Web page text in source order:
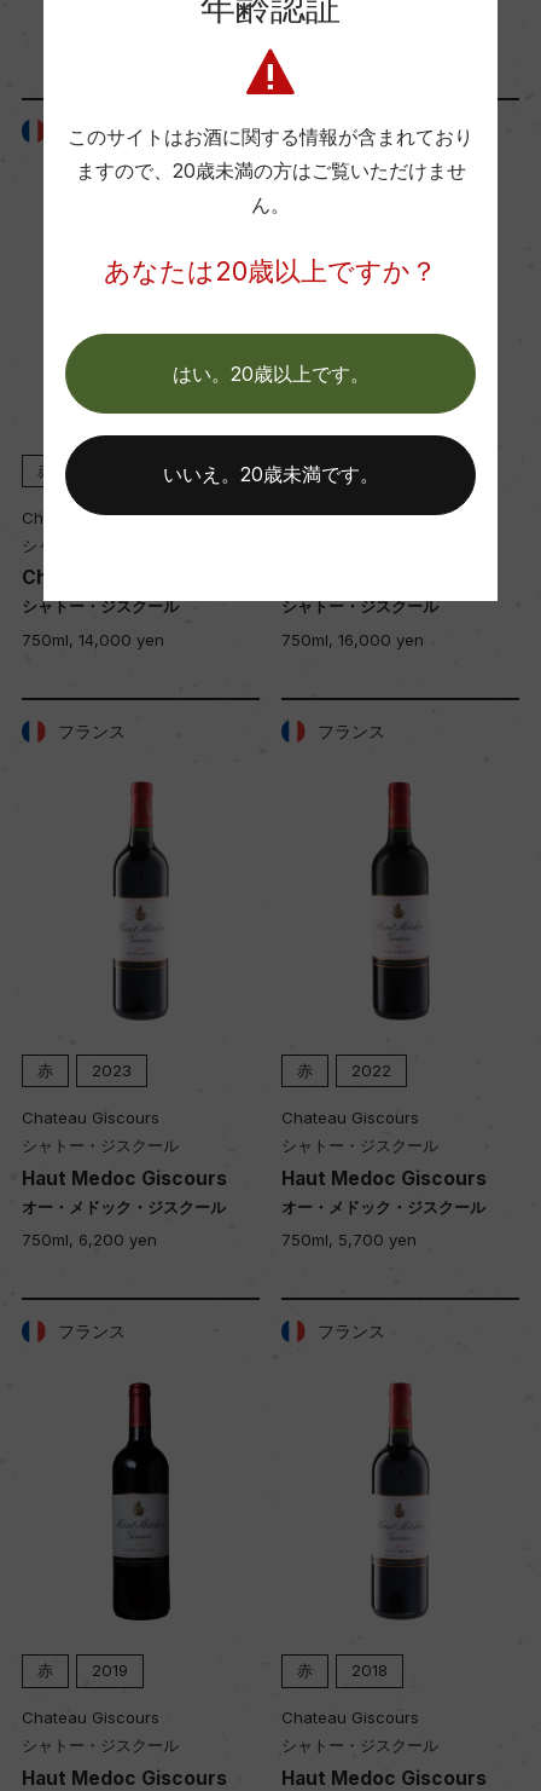
ル
フランス
赤
Chateau Giscours
シャトー・ジスクール
Chateau Giscours
シャトー・ジスクール
750ml, 14,000 yen
フランス
赤 2020
Chateau Giscours
シャトー・ジスクール
750ml, 16,000 yen
フランス
赤 2023
Chateau Giscours
シャトー・ジスクール
Haut Medoc Giscours
オー・メドック・ジスクール
750ml, 6,200 yen
フランス
赤 2022
Chateau Giscours
シャトー・ジスクール
Haut Medoc Giscours
オー・メドック・ジスクール
750ml, 5,700 yen
フランス
赤 2019
Chateau Giscours
シャトー・ジスクール
Haut Medoc Giscours
フランス
赤 2018
Chateau Giscours
シャトー・ジスクール
Haut Medoc Giscours
このサイトはお酒に関する情報が含まれており
ますので、 20歳未満の方はご覧いただけませ
ん。
あなたは20歳以上ですか？
はい。20歳以上です。
いいえ。20歳未満です。